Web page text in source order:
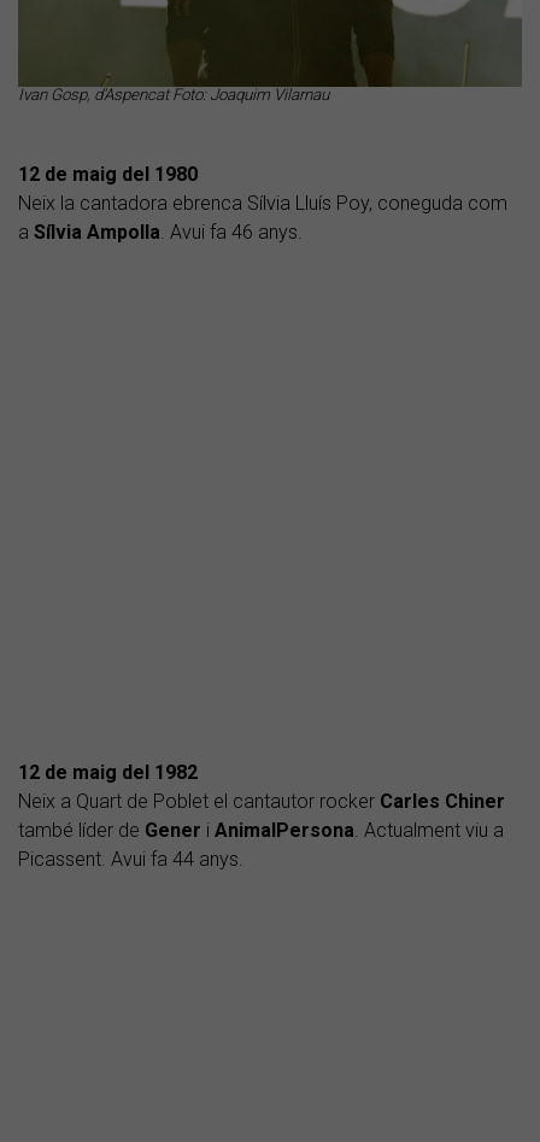
Ivan Gosp, d'Aspencat Foto: Joaquim Vilarnau
12 de maig del 1980
Neix la cantadora ebrenca Sílvia Lluís Poy, coneguda com
a Sílvia Ampolla . Avui fa 46 anys.
12 de maig del 1982
Neix a Quart de Poblet el cantautor rocker Carles Chiner
també líder de Gener i AnimalPersona . Actualment viu a
Picassent. Avui fa 44 anys.